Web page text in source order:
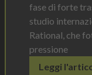
fase di forte
studio
Rational, che
pressione
Leggi